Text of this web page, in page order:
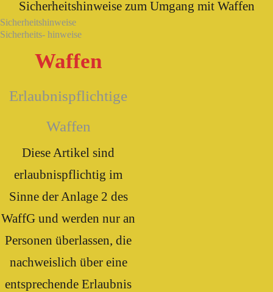
Sicherheitshinweise zum Umgang mit Waffen
Sicherheitshinweise
Sicherheits- hinweise
Waffen
Erlaubnispflichtige
Waffen
Diese Artikel sind
erlaubnispflichtig im
Sinne der Anlage 2 des
WaffG und werden nur an
Personen überlassen, die
nachweislich über eine
entsprechende Erlaubnis